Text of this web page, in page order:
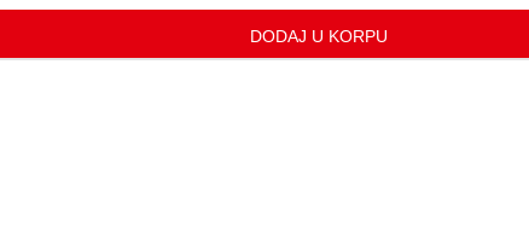
DODAJ U KORPU